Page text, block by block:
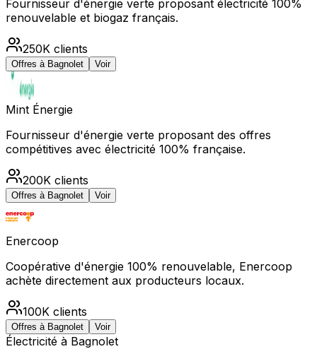
Fournisseur d'énergie verte proposant électricité 100%
renouvelable et biogaz français.
250K clients
Offres à Bagnolet Voir
Mint Énergie
Fournisseur d'énergie verte proposant des offres
compétitives avec électricité 100% française.
200K clients
Offres à Bagnolet Voir
Enercoop
Coopérative d'énergie 100% renouvelable, Enercoop
achète directement aux producteurs locaux.
100K clients
Offres à Bagnolet Voir
Électricité à Bagnolet